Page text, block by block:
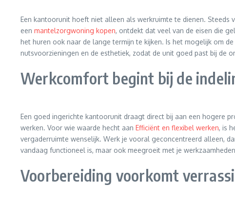
Een kantoorunit hoeft niet alleen als werkruimte te dienen.
een mantelzorgwoning kopen, ontdekt dat veel van de eisen die
het huren ook naar de lange termijn te kijken. Is het mogelijk om
nutsvoorzieningen en de esthetiek, zodat de unit goed past bij de
Werkcomfort begint bij de
Een goed ingerichte kantoorunit draagt direct bij aan een hogere
werken. Voor wie waarde hecht aan Efficiënt en flexibel werken, is
vergaderruimte wenselijk. Werk je vooral geconcentreerd alleen,
vandaag functioneel is, maar ook meegroeit met je
Voorbereiding voorkomt